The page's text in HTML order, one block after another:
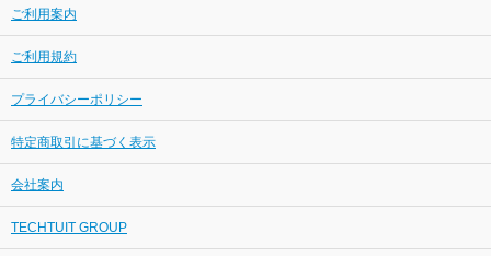
ご利用案内
ご利用規約
プライバシーポリシー
特定商取引に基づく表示
会社案内
TECHTUIT GROUP